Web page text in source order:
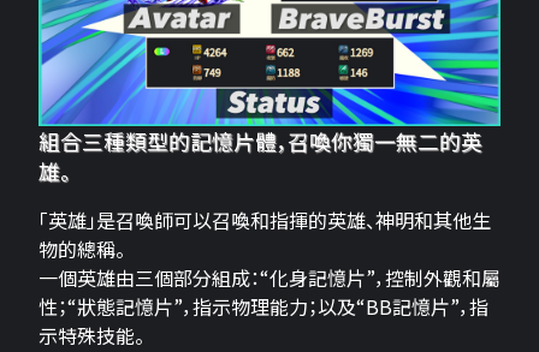
組合三種類型的記憶片體，召喚你獨一無二的英
雄。
「英雄」是召喚師可以召喚和指揮的英雄、神明和其他生
物的總稱。
一個英雄由三個部分組成：“化身記憶片”，控制外觀和屬
性；“狀態記憶片”，指示物理能力；以及“BB記憶片”，指
示特殊技能。